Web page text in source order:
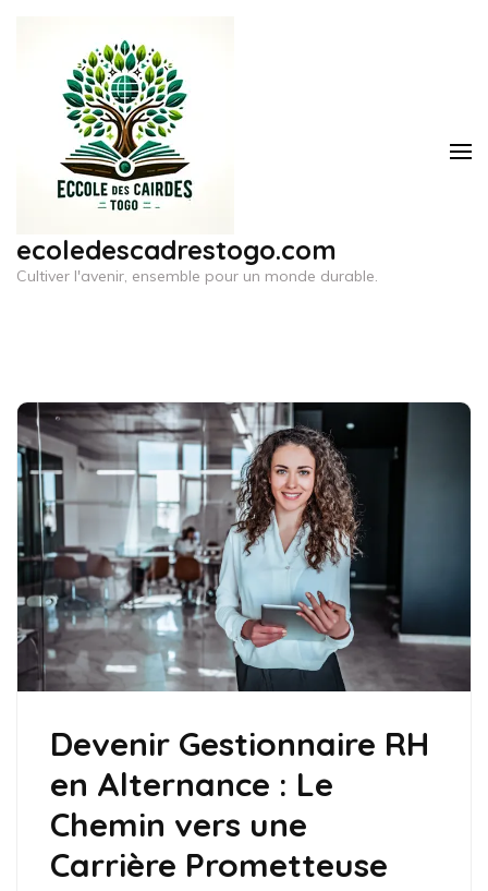
contenu
(Pressez
ecoledescadrestogo.com
Cultiver l'avenir, ensemble pour un monde durable.
Devenir Gestionnaire RH
en Alternance : Le
Chemin vers une
Carrière Prometteuse